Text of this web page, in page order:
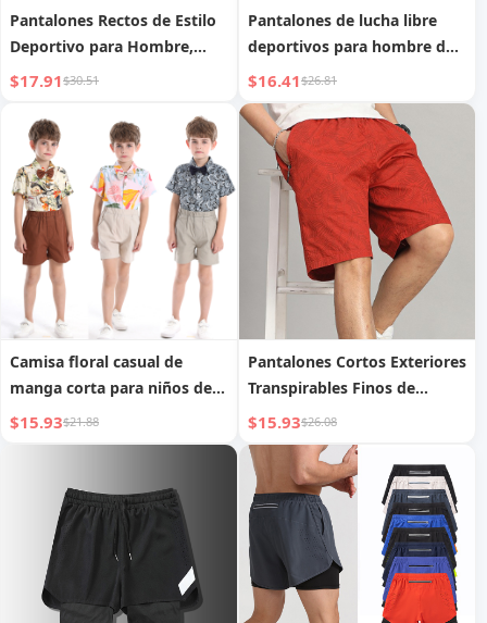
Pantalones Rectos de Estilo
Deportivo para Hombre,
100% Algodón
$17.91$30.51
Pantalones de lucha libre
deportivos para hombre de
estilo europeo y americano,
mono de gimnasia de canalé
de nylon, raya hundida,
cuello redondo profundo,
ajustado
$16.41$26.81
Camisa floral casual de
manga corta para niños de
verano, conjunto de dos
piezas de pantalones cortos
hawaiano de moda infantil
$15.93$21.88
Pantalones Cortos Exteriores
Transpirables Finos de
Verano
$15.93$26.08